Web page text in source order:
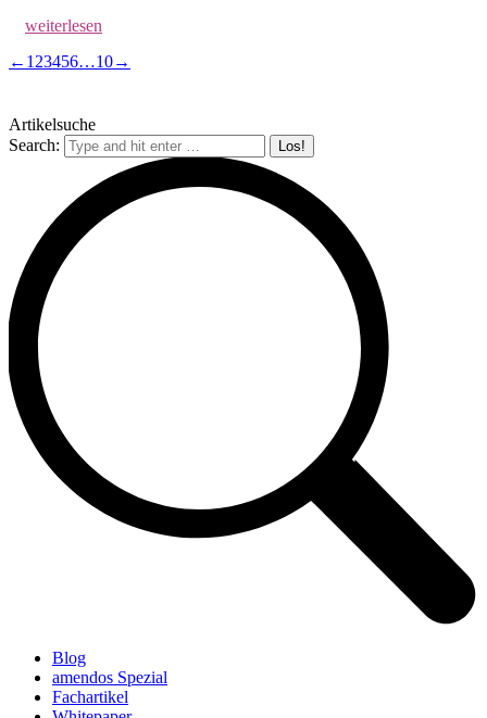
weiterlesen
← 1 23456…10→
Artikelsuche
Search:
Blog
amendos Spezial
Fachartikel